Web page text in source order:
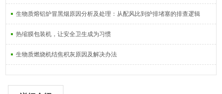
生物质熔铝炉冒黑烟原因分析及处理：从配风比到炉排堵塞的排查逻辑
热缩膜包装机，让安全卫生成为习惯
生物质燃烧机结焦积灰原因及解决办法